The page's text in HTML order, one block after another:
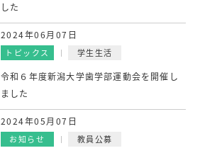
した
2024年06月07日
トピックス 学生生活
令和６年度新潟大学歯学部運動会を開催し
ました
2024年05月07日
お知らせ 教員公募